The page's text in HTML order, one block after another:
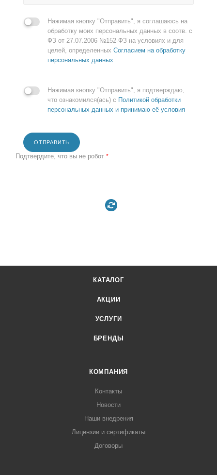
Нажимая кнопку "Отправить", я соглашаюсь на
обработку моих персональных данных в соотв. с
ФЗ от 27.07.2006 №152-ФЗ на условиях и для
целей, определенных Согласием на обработку
персональных данных
Нажимая кнопку "Отправить", я подтверждаю,
что ознакомился(ась) с Политикой обработки
персональных данных и принимаю её условия
ОТПРАВИТЬ
Подтвердите, что вы не робот *
КАТАЛОГ
АКЦИИ
УСЛУГИ
БРЕНДЫ
КОМПАНИЯ
Контакты
Новости
Наши внедрения
Лицензии и сертификаты
Договоры